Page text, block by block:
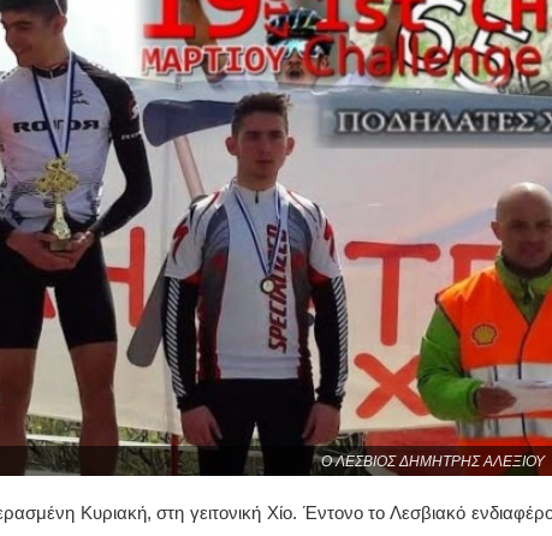
Ο ΛΕΣΒΙΟΣ ΔΗΜΗΤΡΗΣ ΑΛΕΞΙΟΥ
Κυριακή, στη γειτονική Χίο. Έντονο το Λεσβιακό